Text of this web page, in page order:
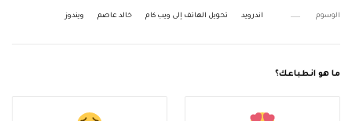
الوسوم اندرويد تحويل الهاتف إلى ويب كام خالد عاصم ويندوز
ما هو انطباعك؟